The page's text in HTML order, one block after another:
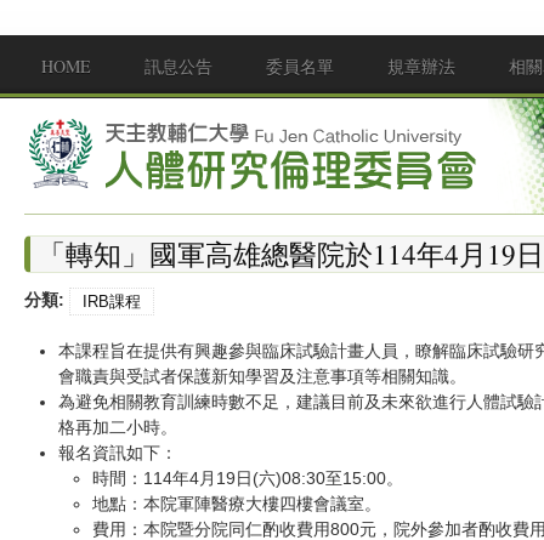
Main menu
HOME 訊息公告 委員名單 規章辦法 相
「轉知」國軍高雄總醫院於114年4月
分類: IRB課程
本課程旨在提供有興趣參與臨床試驗計畫人員，瞭解臨床試驗
會職責與受試者保護新知學習及注意事項等相關知識。
為避免相關教育訓練時數不足，建議目前及未來欲進行人體試
格再加二小時。
報名資訊如下：
時間：114年4月19日(六)08:30至15:00。
地點：本院軍陣醫療大樓四樓會議室。
費用：本院暨分院同仁酌收費用800元，院外參加者酌收費